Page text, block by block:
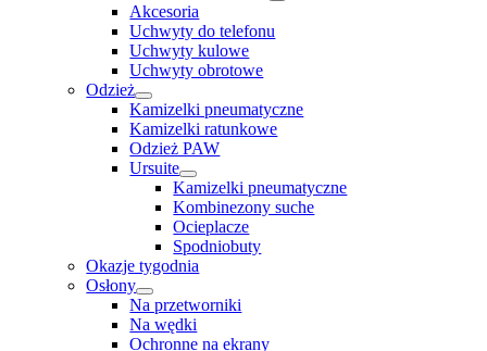
Akcesoria
Uchwyty do telefonu
Uchwyty kulowe
Uchwyty obrotowe
Odzież
Kamizelki pneumatyczne
Kamizelki ratunkowe
Odzież PAW
Ursuite
Kamizelki pneumatyczne
Kombinezony suche
Ocieplacze
Spodniobuty
Okazje tygodnia
Osłony
Na przetworniki
Na wędki
Ochronne na ekrany